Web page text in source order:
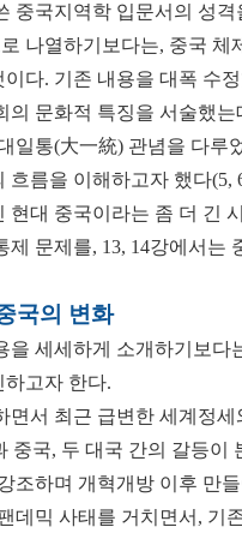
중국지역학 입문서의 성
나열하기보다는, 중국
다. 기존 내용을 대폭 수
의 문화적 특징을 서술했
일통(大一統) 관념을 다루
흐름을 이해하고자 했다
현대 중국이라는 좀 더 긴
제 문제를, 13, 14강에서
국의 변화
을 세세하게 소개하기보
고자 한다.
면서 최근 급변한 세계정
중국, 두 대국 간의 갈등
조하며 개혁개방 이후 만
데믹 사태를 거치면서,